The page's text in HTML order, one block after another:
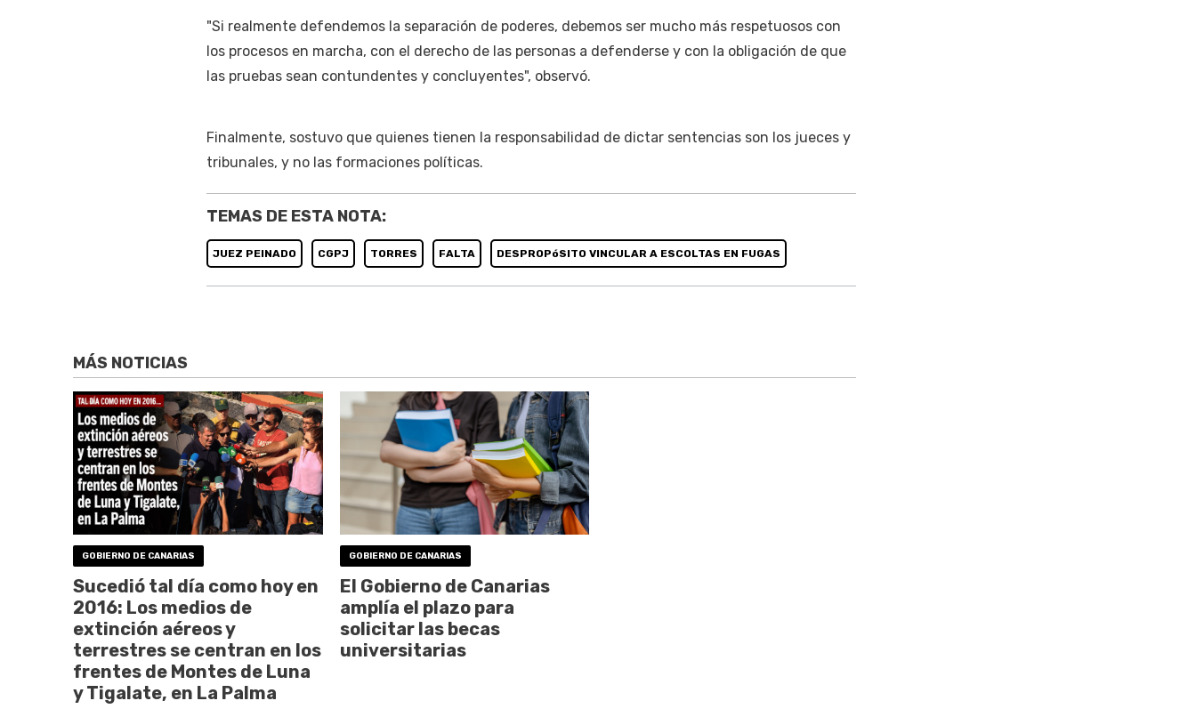
"Si realmente defendemos la separación de poderes, debemos ser mucho más respetuosos con
los procesos en marcha, con el derecho de las personas a defenderse y con la obligación de que
las pruebas sean contundentes y concluyentes", observó.
Finalmente, sostuvo que quienes tienen la responsabilidad de dictar sentencias son los jueces y
tribunales, y no las formaciones políticas.
TEMAS DE ESTA NOTA:
JUEZ PEINADO CGPJ TORRES FALTA DESPROPóSITO VINCULAR A ESCOLTAS EN FUGAS
MÁS NOTICIAS
GOBIERNO DE CANARIAS
Sucedió tal día como hoy en
2016: Los medios de
extinción aéreos y
terrestres se centran en los
frentes de Montes de Luna
y Tigalate, en La Palma
GOBIERNO DE CANARIAS
El Gobierno de Canarias
amplía el plazo para
solicitar las becas
universitarias